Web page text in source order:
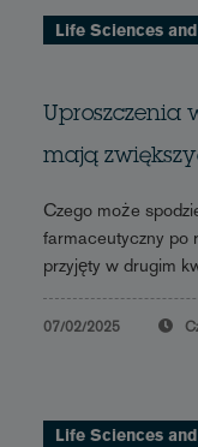
Life Sciences
Uproszczenia
mają
Czego może
farmaceutyczny po
przyjęty w drugim
07/02/2025
Life Sciences